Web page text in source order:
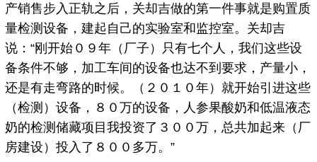
产销售步入正轨之后，关却吉做的第一件事就是购置质
量检测设备，建起自己的实验室和监控室。关却吉
说：“刚开始０９年（厂子）只有七个人，我们这些设
备条件不够，加工车间的设备也达不到要求，产量小，
还是有走弯路的时候。（２０１０年）就开始引进这些
（检测）设备，８０万的设备，人参果酸奶和低温液态
奶的检测储藏项目我投资了３００万，总共加起来（厂
房建设）投入了８００多万。”